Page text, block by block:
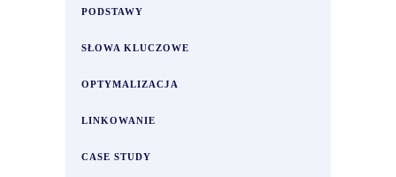
PODSTAWY
SŁOWA KLUCZOWE
OPTYMALIZACJA
LINKOWANIE
CASE STUDY